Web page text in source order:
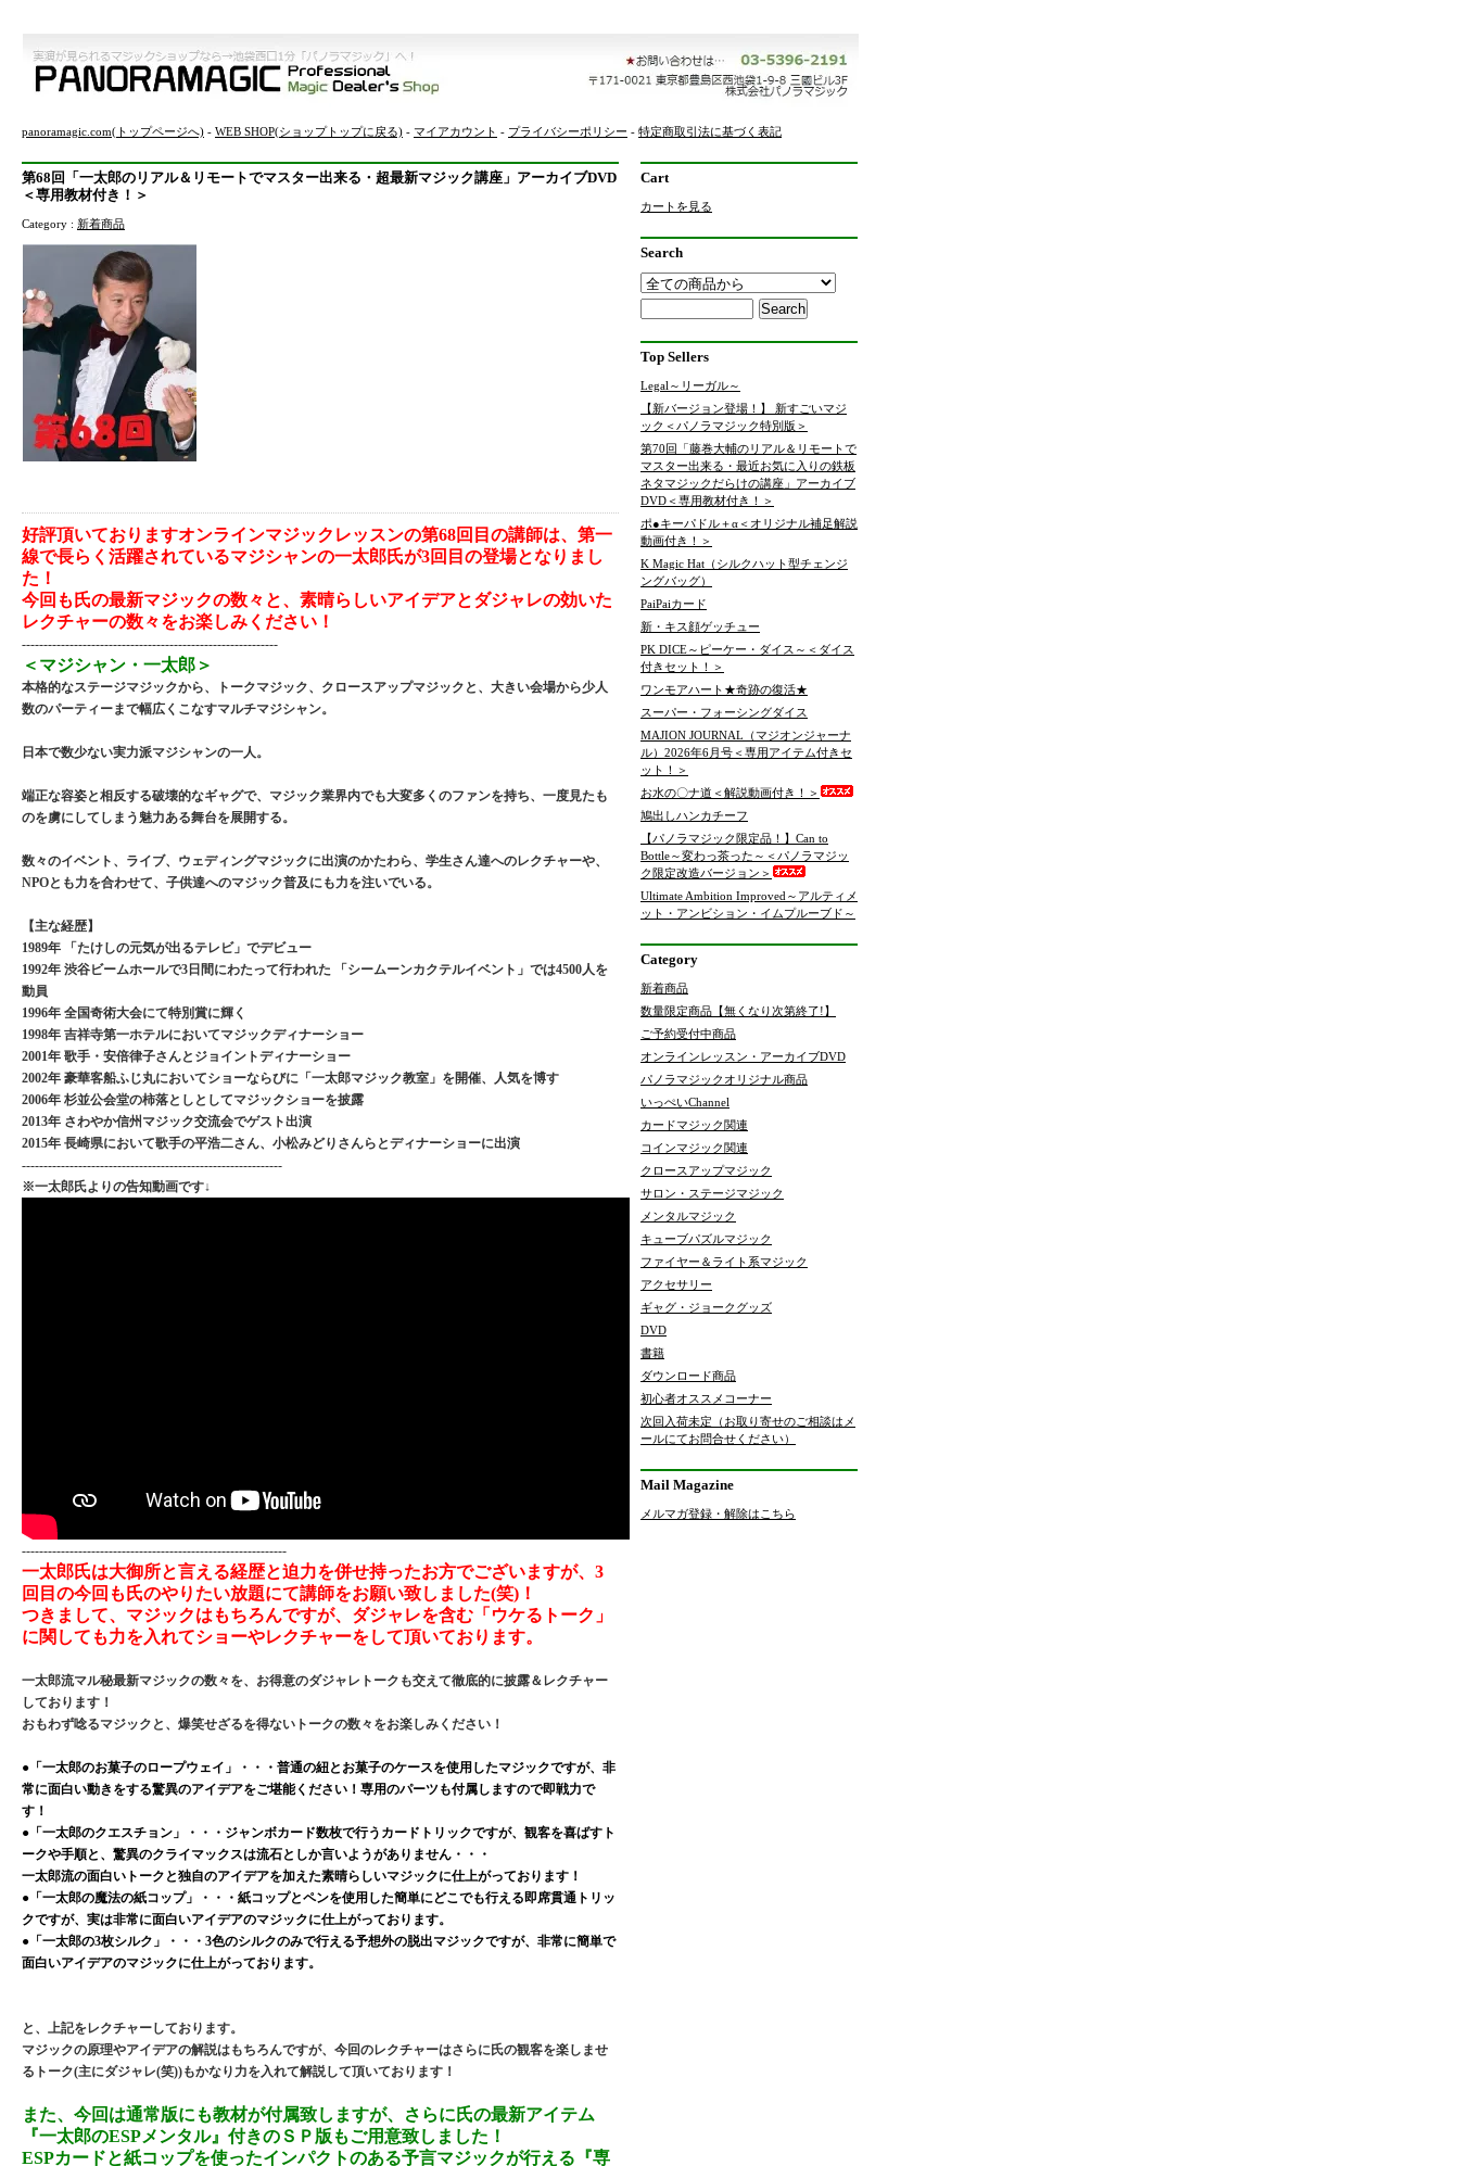
panoramagic.com(トップページへ) - WEB SHOP(ショップトップに戻る) - マイアカウント - プライバシーポリシー - 特定商取引法に基づく表記
第68回「一太郎のリアル＆リモートでマスター出来る・超最新マジック講座」アーカイブDVD
＜専用教材付き！＞
Category : 新着商品
好評頂いておりますオンラインマジックレッスンの第68回目の講師は、第一
線で長らく活躍されているマジシャンの一太郎氏が3回目の登場となりまし
た！
今回も氏の最新マジックの数々と、素晴らしいアイデアとダジャレの効いた
レクチャーの数々をお楽しみください！
-----------------------------------------------------------
＜マジシャン・一太郎＞
本格的なステージマジックから、トークマジック、クロースアップマジックと、大きい会場から少人
数のパーティーまで幅広くこなすマルチマジシャン。
日本で数少ない実力派マジシャンの一人。
端正な容姿と相反する破壊的なギャグで、マジック業界内でも大変多くのファンを持ち、一度見たも
のを虜にしてしまう魅力ある舞台を展開する。
数々のイベント、ライブ、ウェディングマジックに出演のかたわら、学生さん達へのレクチャーや、
NPOとも力を合わせて、子供達へのマジック普及にも力を注いでいる。
【主な経歴】
1989年 「たけしの元気が出るテレビ」でデビュー
1992年 渋谷ビームホールで3日間にわたって行われた 「シームーンカクテルイベント」では4500人を
動員
1996年 全国奇術大会にて特別賞に輝く
1998年 吉祥寺第一ホテルにおいてマジックディナーショー
2001年 歌手・安倍律子さんとジョイントディナーショー
2002年 豪華客船ふじ丸においてショーならびに「一太郎マジック教室」を開催、人気を博す
2006年 杉並公会堂の柿落としとしてマジックショーを披露
2013年 さわやか信州マジック交流会でゲスト出演
2015年 長崎県において歌手の平浩二さん、小松みどりさんらとディナーショーに出演
------------------------------------------------------------
※一太郎氏よりの告知動画です↓
-------------------------------------------------------------
一太郎氏は大御所と言える経歴と迫力を併せ持ったお方でございますが、3
回目の今回も氏のやりたい放題にて講師をお願い致しました(笑)！
つきまして、マジックはもちろんですが、ダジャレを含む「ウケるトーク」
に関しても力を入れてショーやレクチャーをして頂いております。
一太郎流マル秘最新マジックの数々を、お得意のダジャレトークも交えて徹底的に披露＆レクチャー
しております！
おもわず唸るマジックと、爆笑せざるを得ないトークの数々をお楽しみください！
●「一太郎のお菓子のロープウェイ」・・・普通の紐とお菓子のケースを使用したマジックですが、非
常に面白い動きをする驚異のアイデアをご堪能ください！専用のパーツも付属しますので即戦力で
す！
●「一太郎のクエスチョン」・・・ジャンボカード数枚で行うカードトリックですが、観客を喜ばすト
ークや手順と、驚異のクライマックスは流石としか言いようがありません・・・
一太郎流の面白いトークと独自のアイデアを加えた素晴らしいマジックに仕上がっております！
●「一太郎の魔法の紙コップ」・・・紙コップとペンを使用した簡単にどこでも行える即席貫通トリッ
クですが、実は非常に面白いアイデアのマジックに仕上がっております。
●「一太郎の3枚シルク」・・・3色のシルクのみで行える予想外の脱出マジックですが、非常に簡単で
面白いアイデアのマジックに仕上がっております。
と、上記をレクチャーしております。
マジックの原理やアイデアの解説はもちろんですが、今回のレクチャーはさらに氏の観客を楽しませ
るトーク(主にダジャレ(笑))もかなり力を入れて解説して頂いております！
また、今回は通常版にも教材が付属致しますが、さらに氏の最新アイテム
『一太郎のESPメンタル』付きのＳＰ版もご用意致しました！
ESPカードと紙コップを使ったインパクトのある予言マジックが行える『専
Cart
カートを見る
Search
Top Sellers
Legal～リーガル～
【新バージョン登場！】 新すごいマジ
ック＜パノラマジック特別版＞
第70回「藤巻大輔のリアル＆リモートで
マスター出来る・最近お気に入りの鉄板
ネタマジックだらけの講座」アーカイブ
DVD＜専用教材付き！＞
ポ●キーパドル＋α＜オリジナル補足解説
動画付き！＞
K Magic Hat（シルクハット型チェンジ
ングバッグ）
PaiPaiカード
新・キス顔ゲッチュー
PK DICE～ピーケー・ダイス～＜ダイス
付きセット！＞
ワンモアハート★奇跡の復活★
スーパー・フォーシングダイス
MAJION JOURNAL（マジオンジャーナ
ル）2026年6月号＜専用アイテム付きセ
ット！＞
お水の〇ナ道＜解説動画付き！＞
鳩出しハンカチーフ
【パノラマジック限定品！】Can to
Bottle～変わっ茶った～＜パノラマジッ
ク限定改造バージョン＞
Ultimate Ambition Improved～アルティメ
ット・アンビション・イムプルーブド～
Category
新着商品
数量限定商品【無くなり次第終了!】
ご予約受付中商品
オンラインレッスン・アーカイブDVD
パノラマジックオリジナル商品
いっぺいChannel
カードマジック関連
コインマジック関連
クロースアップマジック
サロン・ステージマジック
メンタルマジック
キューブパズルマジック
ファイヤー＆ライト系マジック
アクセサリー
ギャグ・ジョークグッズ
DVD
書籍
ダウンロード商品
初心者オススメコーナー
次回入荷未定（お取り寄せのご相談はメ
ールにてお問合せください）
Mail Magazine
メルマガ登録・解除はこちら